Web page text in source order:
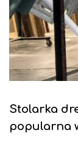
Stolarka
popularna